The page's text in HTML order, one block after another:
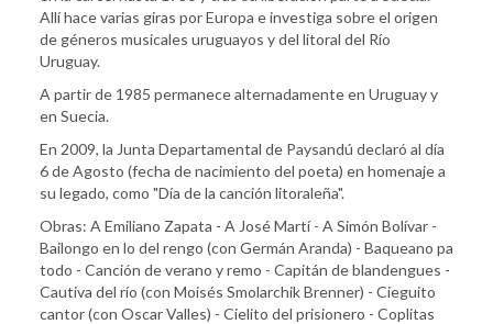
Allí hace varias giras por Europa e investiga sobre el origen
de géneros musicales uruguayos y del litoral del Río
Uruguay.
A partir de 1985 permanece alternadamente en Uruguay y
en Suecia.
En 2009, la Junta Departamental de Paysandú declaró al día
6 de Agosto (fecha de nacimiento del poeta) en homenaje a
su legado, como "Día de la canción litoraleña".
Obras: A Emiliano Zapata - A José Martí - A Simón Bolívar -
Bailongo en lo del rengo (con Germán Aranda) - Baqueano pa
todo - Canción de verano y remo - Capitán de blandengues -
Cautiva del río (con Moisés Smolarchik Brenner) - Cieguito
cantor (con Oscar Valles) - Cielito del prisionero - Coplitas